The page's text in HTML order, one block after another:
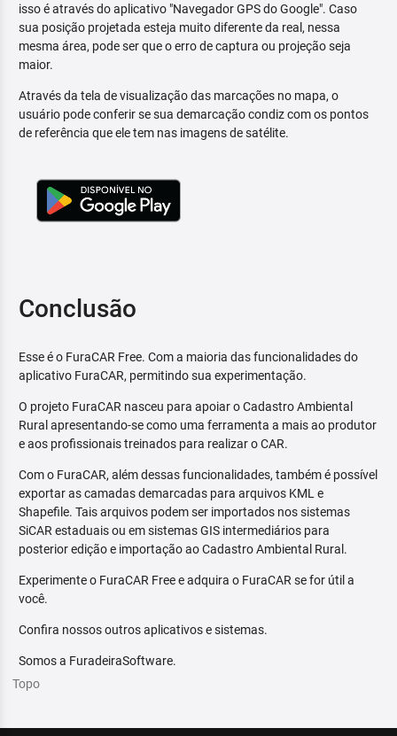
isso é através do aplicativo "Navegador GPS do Google". Caso
sua posição projetada esteja muito diferente da real, nessa
mesma área, pode ser que o erro de captura ou projeção seja
maior.
Através da tela de visualização das marcações no mapa, o
usuário pode conferir se sua demarcação condiz com os pontos
de referência que ele tem nas imagens de satélite.
Conclusão
Esse é o FuraCAR Free. Com a maioria das funcionalidades do
aplicativo FuraCAR, permitindo sua experimentação.
O projeto FuraCAR nasceu para apoiar o Cadastro Ambiental
Rural apresentando-se como uma ferramenta a mais ao produtor
e aos profissionais treinados para realizar o CAR.
Com o FuraCAR, além dessas funcionalidades, também é possível
exportar as camadas demarcadas para arquivos KML e
Shapefile. Tais arquivos podem ser importados nos sistemas
SiCAR estaduais ou em sistemas GIS intermediários para
posterior edição e importação ao Cadastro Ambiental Rural.
Experimente o FuraCAR Free e adquira o FuraCAR se for útil a
você.
Confira nossos outros aplicativos e sistemas.
Somos a FuradeiraSoftware.
Topo